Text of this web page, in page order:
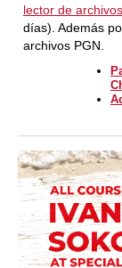
lector de
días). Además
archivos PGN.